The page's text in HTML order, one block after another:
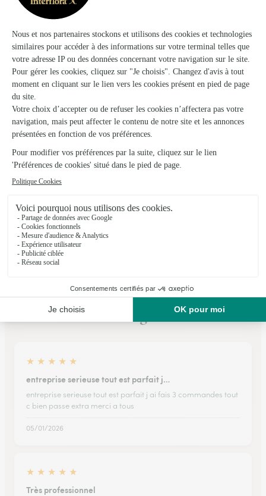
★ ★★★★4.2 (28)
2, rue de la Tour
Voir la boutique
Floreal
Brienon Sur Armancon
59, Grande Rue
Voir la boutique
Ils ont fait livrer des fleurs ou une plante à
Courgis
★ ★ ★ ★ ★
entreprise serieuse tout est parfait j…
entreprise serieuse tout est parfait j ai fais 3 commandes tout
c bien passe extra merci a tous
05/01/2026
★ ★ ★ ★ ★
Très professionnel